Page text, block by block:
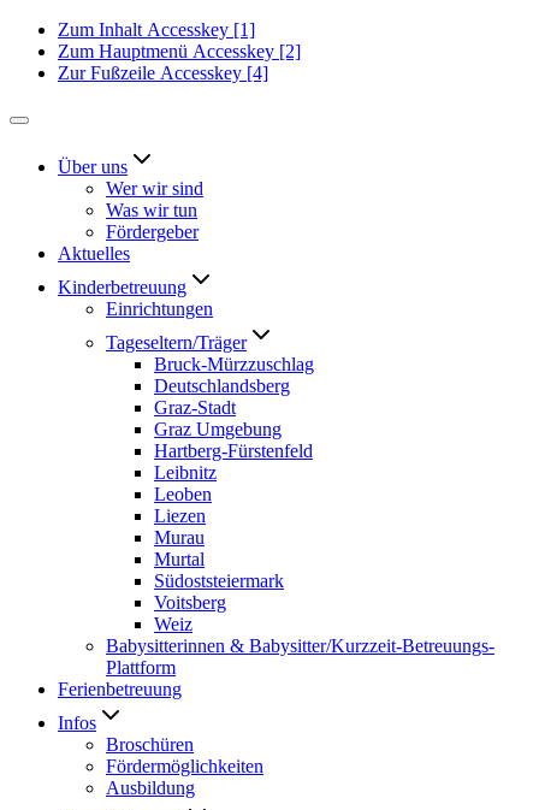
Zum Inhalt Accesskey [1]
Zum Hauptmenü Accesskey [2]
Zur Fußzeile Accesskey [4]
Über uns
Wer wir sind
Was wir tun
Fördergeber
Aktuelles
Kinderbetreuung
Einrichtungen
Tageseltern/Träger
Bruck-Mürzzuschlag
Deutschlandsberg
Graz-Stadt
Graz Umgebung
Hartberg-Fürstenfeld
Leibnitz
Leoben
Liezen
Murau
Murtal
Südoststeiermark
Voitsberg
Weiz
Babysitterinnen & Babysitter/Kurzzeit-Betreuungs-
Plattform
Ferienbetreuung
Infos
Broschüren
Fördermöglichkeiten
Ausbildung